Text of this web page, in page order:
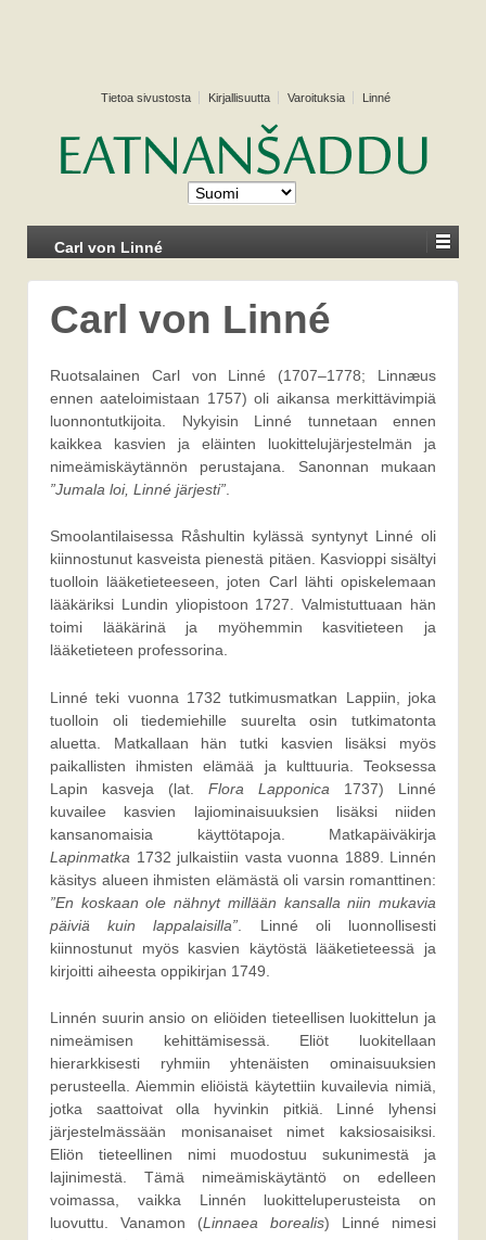
Tietoa sivustosta Kirjallisuutta Varoituksia Linné
Carl von Linné
Carl von Linné
Ruotsalainen Carl von Linné (1707–1778; Linnæus
ennen aateloimistaan 1757) oli aikansa merkittävimpiä
luonnontutkijoita. Nykyisin Linné tunnetaan ennen
kaikkea kasvien ja eläinten luokittelujärjestelmän ja
nimeämiskäytännön perustajana. Sanonnan mukaan
”Jumala loi, Linné järjesti”
Smoolantilaisessa Råshultin kylässä syntynyt Linné oli
kiinnostunut kasveista pienestä pitäen. Kasvioppi sisältyi
tuolloin lääketieteeseen, joten Carl lähti opiskelemaan
lääkäriksi Lundin yliopistoon 1727. Valmistuttuaan hän
toimi lääkärinä ja myöhemmin kasvitieteen ja
lääketieteen professorina.
Linné teki vuonna 1732 tutkimusmatkan Lappiin, joka
tuolloin oli tiedemiehille suurelta osin tutkimatonta
aluetta. Matkallaan hän tutki kasvien lisäksi myös
paikallisten ihmisten elämää ja kulttuuria. Teoksessa
Lapin kasveja (lat. Flora Lapponica 1737) Linné
kuvailee kasvien lajiominaisuuksien lisäksi niiden
kansanomaisia käyttötapoja. Matkapäiväkirja
Lapinmatka 1732 julkaistiin vasta vuonna 1889. Linnén
käsitys alueen ihmisten elämästä oli varsin romanttinen:
”En koskaan ole nähnyt millään kansalla niin mukavia
päiviä kuin lappalaisilla” . Linné oli luonnollisesti
kiinnostunut myös kasvien käytöstä lääketieteessä ja
kirjoitti aiheesta oppikirjan 1749.
Linnén suurin ansio on eliöiden tieteellisen luokittelun ja
nimeämisen kehittämisessä. Eliöt luokitellaan
hierarkkisesti ryhmiin yhtenäisten ominaisuuksien
perusteella. Aiemmin eliöistä käytettiin kuvailevia nimiä,
jotka saattoivat olla hyvinkin pitkiä. Linné lyhensi
järjestelmässään monisanaiset nimet kaksiosaisiksi.
Eliön tieteellinen nimi muodostuu sukunimestä ja
lajinimestä. Tämä nimeämiskäytäntö on edelleen
voimassa, vaikka Linnén luokitteluperusteista on
luovuttu. Vanamon (Linnaea borealis) Linné nimesi